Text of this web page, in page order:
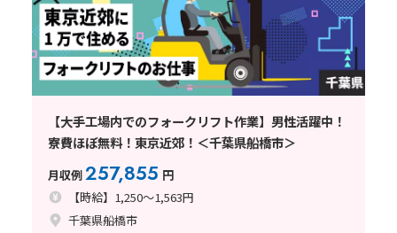
【大手工場内でのフォークリフト作業】男性活躍中！
寮費ほぼ無料！東京近郊！＜千葉県船橋市＞
月収例257,855 円
【時給】1,250～1,563円
千葉県船橋市